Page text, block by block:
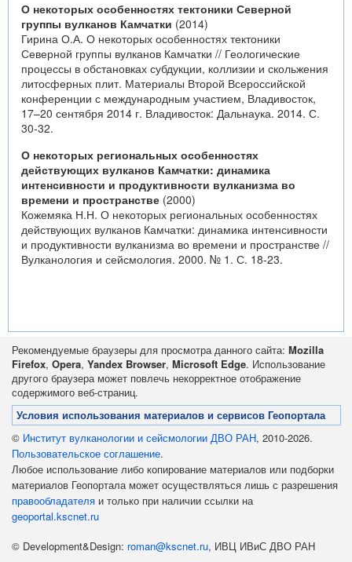
О некоторых особенностях тектоники Северной
группы вулканов Камчатки (2014)
Гирина О.А. О некоторых особенностях тектоники
Северной группы вулканов Камчатки // Геологические
процессы в обстановках субдукции, коллизии и скольжения
литосферных плит. Материалы Второй Всероссийской
конференции с международным участием, Владивосток,
17–20 сентября 2014 г. Владивосток: Дальнаука. 2014. С.
30-32.
О некоторых региональных особенностях
действующих вулканов Камчатки: динамика
интенсивности и продуктивности вулканизма во
времени и пространстве (2000)
Кожемяка Н.Н. О некоторых региональных особенностях
действующих вулканов Камчатки: динамика интенсивности
и продуктивности вулканизма во времени и пространстве //
Вулканология и сейсмология. 2000. № 1. С. 18-23.
Рекомендуемые браузеры для просмотра данного сайта: Mozilla
Firefox, Opera, Yandex Browser, Microsoft Edge. Использование
другого браузера может повлечь некорректное отображение
содержимого веб-страниц.
Условия использования материалов и сервисов Геопортала
© Институт вулканологии и сейсмологии ДВО РАН, 2010-2026.
Пользовательское соглашение.
Любое использование либо копирование материалов или подборки
материалов Геопортала может осуществляться лишь с разрешения
правообладателя и только при наличии ссылки на
geoportal.kscnet.ru
© Development&Design: roman@kscnet.ru, ИВЦ ИВиС ДВО РАН